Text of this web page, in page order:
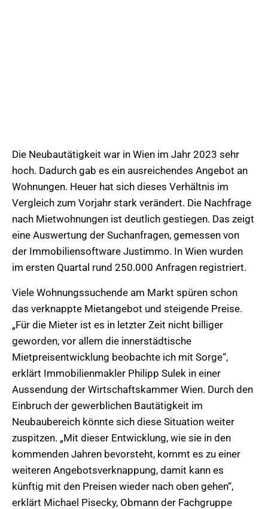
Die Neubautätigkeit war in Wien im Jahr 2023 sehr
hoch. Dadurch gab es ein ausreichendes Angebot an
Wohnungen. Heuer hat sich dieses Verhältnis im
Vergleich zum Vorjahr stark verändert. Die Nachfrage
nach Mietwohnungen ist deutlich gestiegen. Das zeigt
eine Auswertung der Suchanfragen, gemessen von
der Immobiliensoftware Justimmo. In Wien wurden
im ersten Quartal rund 250.000 Anfragen registriert.
Viele Wohnungssuchende am Markt spüren schon
das verknappte Mietangebot und steigende Preise.
„Für die Mieter ist es in letzter Zeit nicht billiger
geworden, vor allem die innerstädtische
Mietpreisentwicklung beobachte ich mit Sorge“,
erklärt Immobilienmakler Philipp Sulek in einer
Aussendung der Wirtschaftskammer Wien. Durch den
Einbruch der gewerblichen Bautätigkeit im
Neubaubereich könnte sich diese Situation weiter
zuspitzen. „Mit dieser Entwicklung, wie sie in den
kommenden Jahren bevorsteht, kommt es zu einer
weiteren Angebotsverknappung, damit kann es
künftig mit den Preisen wieder nach oben gehen“,
erklärt Michael Pisecky, Obmann der Fachgruppe